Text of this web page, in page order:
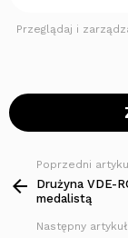
Przeglądaj i
Zobacz
więcej
Poprzedni
Drużyna VDE-
medalistą
Następny artykuł